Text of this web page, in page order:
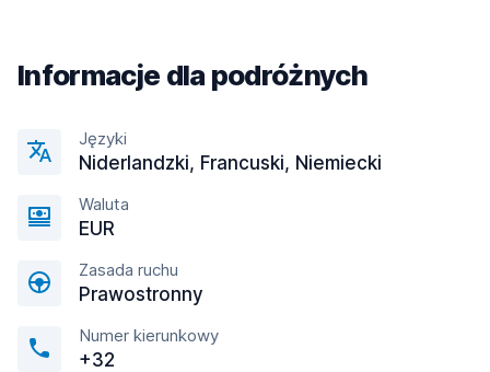
Informacje dla podróżnych
Języki
Niderlandzki, Francuski, Niemiecki
Waluta
EUR
Zasada ruchu
Prawostronny
Numer kierunkowy
+32